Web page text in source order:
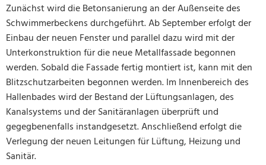
Zunächst wird die Betonsanierung an der Außenseite des
Schwimmerbeckens durchgeführt. Ab September erfolgt der
Einbau der neuen Fenster und parallel dazu wird mit der
Unterkonstruktion für die neue Metallfassade begonnen
werden. Sobald die Fassade fertig montiert ist, kann mit den
Blitzschutzarbeiten begonnen werden. Im Innenbereich des
Hallenbades wird der Bestand der Lüftungsanlagen, des
Kanalsystems und der Sanitäranlagen überprüft und
gegegbenenfalls instandgesetzt. Anschließend erfolgt die
Verlegung der neuen Leitungen für Lüftung, Heizung und
Sanitär.